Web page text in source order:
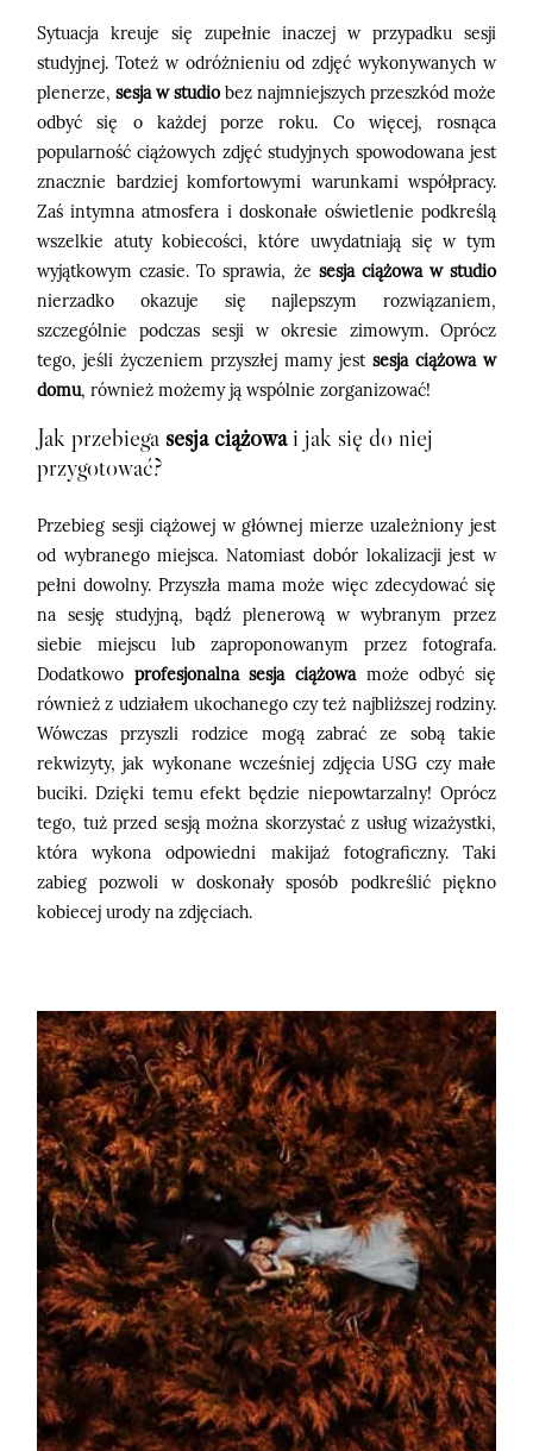
Sytuacja kreuje się zupełnie inaczej w przypadku sesji
studyjnej. Toteż w odróżnieniu od zdjęć wykonywanych w
plenerze, sesja w studiobez najmniejszych przeszkód może
odbyć się o każdej porze roku. Co więcej, rosnąca
popularność ciążowych zdjęć studyjnych spowodowana jest
znacznie bardziej komfortowymi warunkami współpracy.
Zaś intymna atmosfera i doskonałe oświetlenie podkreślą
wszelkie atuty kobiecości, które uwydatniają się w tym
wyjątkowym czasie. To sprawia, że sesja ciążowa w studio
nierzadko okazuje się najlepszym rozwiązaniem,
szczególnie podczas sesji w okresie zimowym. Oprócz
tego, jeśli życzeniem przyszłej mamy jest sesja ciążowa w
domu, również możemy ją wspólnie zorganizować!
Jak przebiega sesja ciążowai jak się do niej
przygotować?
Przebieg sesji ciążowej w głównej mierze uzależniony jest
od wybranego miejsca. Natomiast dobór lokalizacji jest w
pełni dowolny. Przyszła mama może więc zdecydować się
na sesję studyjną, bądź plenerową w wybranym przez
siebie miejscu lub zaproponowanym przez fotografa.
Dodatkowo profesjonalna sesja ciążowamoże odbyć się
również z udziałem ukochanego czy też najbliższej rodziny.
Wówczas przyszli rodzice mogą zabrać ze sobą takie
rekwizyty, jak wykonane wcześniej zdjęcia USG czy małe
buciki. Dzięki temu efekt będzie niepowtarzalny! Oprócz
tego, tuż przed sesją można skorzystać z usług wizażystki,
która wykona odpowiedni makijaż fotograficzny. Taki
zabieg pozwoli w doskonały sposób podkreślić piękno
kobiecej urody na zdjęciach.